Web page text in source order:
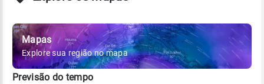
Mapas
Explore sua região no mapa
Previsão do tempo